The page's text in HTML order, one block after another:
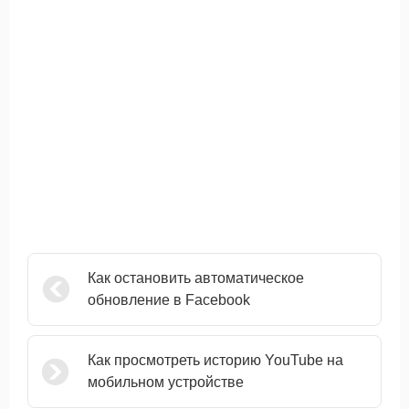
Как остановить автоматическое
обновление в Facebook
Как просмотреть историю YouTube на
мобильном устройстве